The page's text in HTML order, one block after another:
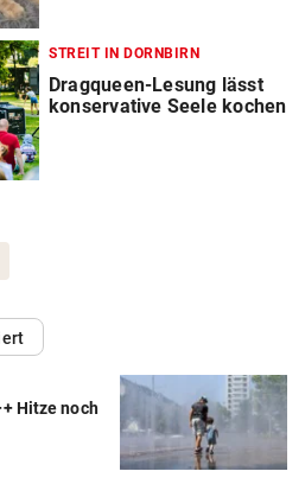
STREIT IN DORNBIRN
Dragqueen-Lesung lässt
konservative Seele kochen
Hitze noch